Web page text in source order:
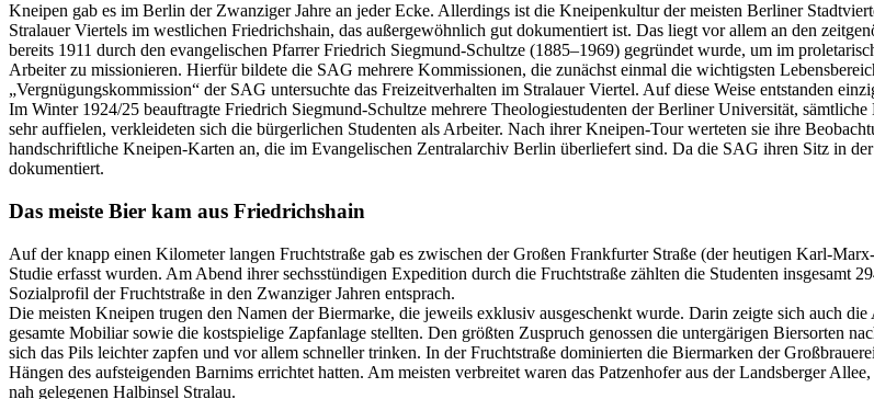
Kneipen gab es im Berlin der Zwanziger Jahre an jeder Ecke. Allerdings ist die Kneipenkultur der meisten Berliner
Stralauer Viertels im westlichen Friedrichshain, das außergewöhnlich gut dokumentiert ist. Das liegt vor allem an den
bereits 1911 durch den evangelischen Pfarrer Friedrich Siegmund-Schultze (1885–1969) gegründet wurde, um im
Arbeiter zu missionieren. Hierfür bildete die SAG mehrere Kommissionen, die zunächst einmal die wichtigsten
„Vergnügungskommission“ der SAG untersuchte das Freizeitverhalten im Stralauer Viertel. Auf diese Weise entstanden
Im Winter 1924/25 beauftragte Friedrich Siegmund-Schultze mehrere Theologiestudenten der Berliner Universität,
sehr auffielen, verkleideten sich die bürgerlichen Studenten als Arbeiter. Nach ihrer Kneipen-Tour werteten sie ihre
handschriftliche Kneipen-Karten an, die im Evangelischen Zentralarchiv Berlin überliefert sind. Da die SAG ihren Sitz in
dokumentiert.
Das meiste Bier kam aus Friedrichshain
Auf der knapp einen Kilometer langen Fruchtstraße gab es zwischen der Großen Frankfurter Straße (der heutigen Karl-
Studie erfasst wurden. Am Abend ihrer sechsstündigen Expedition durch die Fruchtstraße zählten die Studenten insgesamt
Sozialprofil der Fruchtstraße in den Zwanziger Jahren entsprach.
Die meisten Kneipen trugen den Namen der Biermarke, die jeweils exklusiv ausgeschenkt wurde. Darin zeigte sich auch
gesamte Mobiliar sowie die kostspielige Zapfanlage stellten. Den größten Zuspruch genossen die untergärigen Biersorten
sich das Pils leichter zapfen und vor allem schneller trinken. In der Fruchtstraße dominierten die Biermarken der
Hängen des aufsteigenden Barnims errichtet hatten. Am meisten verbreitet waren das Patzenhofer aus der Landsberger
nah gelegenen Halbinsel Stralau.